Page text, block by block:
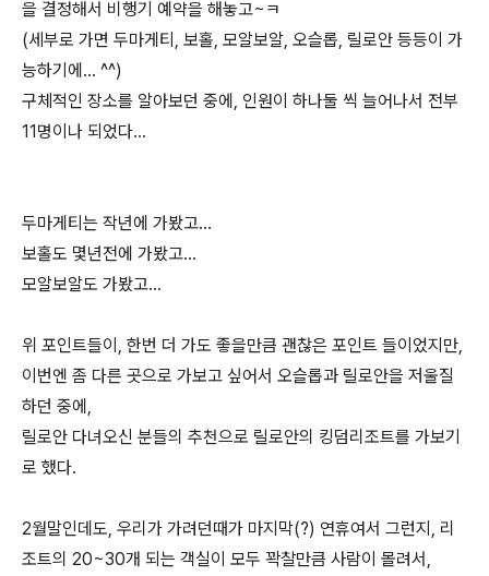
을 결정해서 비행기 예약을 해놓고~ㅋ
(세부로 가면 두마게티, 보홀, 모알보알, 오슬롭, 릴로안 등등이 가
능하기에... ^^)
구체적인 장소를 알아보던 중에, 인원이 하나둘 씩 늘어나서 전부
11명이나 되었다...
두마게티는 작년에 가봤고...
보홀도 몇년전에 가봤고...
모알보알도 가봤고...
위 포인트들이, 한번 더 가도 좋을만큼 괜찮은 포인트 들이었지만,
이번엔 좀 다른 곳으로 가보고 싶어서 오슬롭과 릴로안을 저울질
하던 중에,
릴로안 다녀오신 분들의 추천으로 릴로안의 킹덤리조트를 가보기
로 했다.
2월말인데도, 우리가 가려던때가 마지막(?) 연휴여서 그런지, 리
조트의 20~30개 되는 객실이 모두 꽉찰만큼 사람이 몰려서,